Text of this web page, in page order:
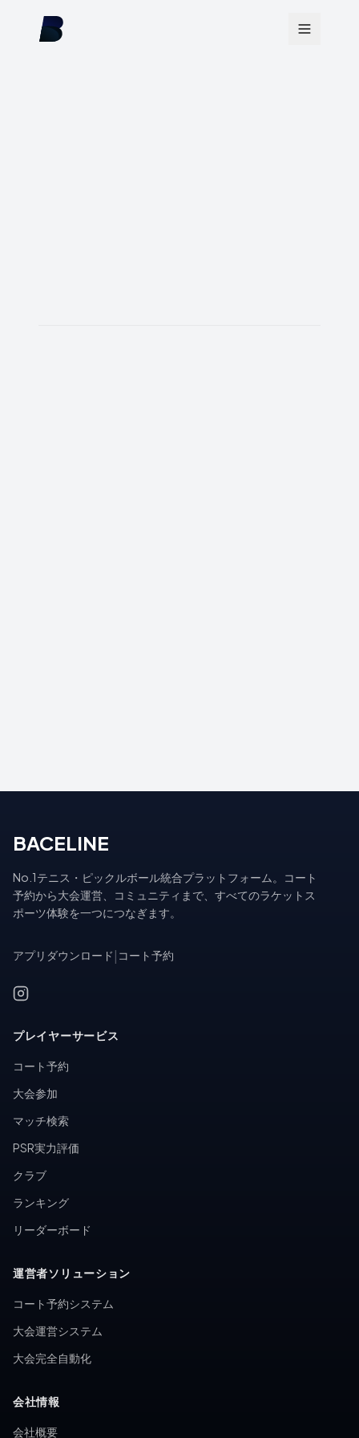
BACELINE
No.1テニス・ピックルボール統合プラットフォーム。コート
予約から大会運営、コミュニティまで、すべてのラケットス
ポーツ体験を一つにつなぎます。
アプリダウンロード コート予約
プレイヤーサービス
コート予約
大会参加
マッチ検索
PSR実力評価
クラブ
ランキング
リーダーボード
運営者ソリューション
コート予約システム
大会運営システム
大会完全自動化
会社情報
会社概要